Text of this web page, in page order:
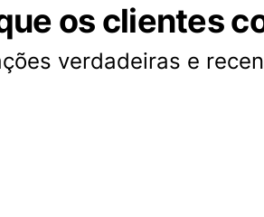
os clientes
verdadeiras e